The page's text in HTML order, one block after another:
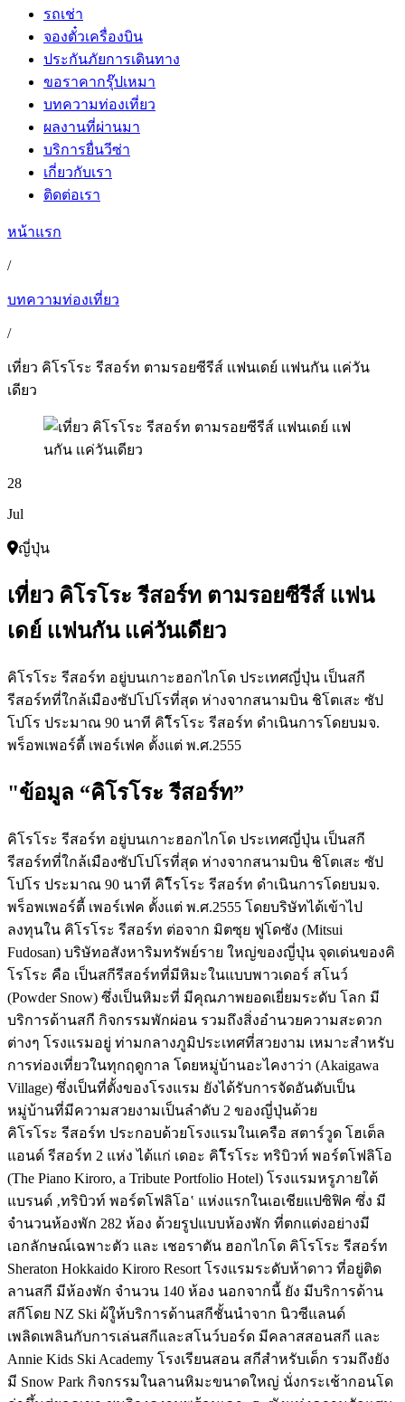
รถเช่า
จองตั๋วเครื่องบิน
ประกันภัยการเดินทาง
ขอราคากรุ๊ปเหมา
บทความท่องเที่ยว
ผลงานที่ผ่านมา
บริการยื่นวีซ่า
เกี่ยวกับเรา
ติดต่อเรา
หน้าแรก
/
บทความท่องเที่ยว
/
เที่ยว คิโรโระ รีสอร์ท ตามรอยซีรีส์ เเฟนเดย์ เเฟนกัน เเค่วัน
เดียว
28
Jul
ญี่ปุ่น
เที่ยว คิโรโระ รีสอร์ท ตามรอยซีรีส์ เเฟน
เดย์ เเฟนกัน เเค่วันเดียว
คิโรโระ รีสอร์ท อยู่บนเกาะฮอกไกโด ประเทศญี่ปุ่น เป็นสกี
รีสอร์ทที่ใกล้เมืองซัปโปโรที่สุด ห่างจากสนามบิน ชิโตเสะ ซัป
โปโร ประมาณ 90 นาที คิโิรโระ รีสอร์ท ดำเนินการโดยบมจ.
พร็อพเพอร์ตี้ เพอร์เฟค ตั้งแต่ พ.ศ.2555
"ข้อมูล “คิโรโระ รีสอร์ท”
คิโรโระ รีสอร์ท อยู่บนเกาะฮอกไกโด ประเทศญี่ปุ่น เป็นสกี
รีสอร์ทที่ใกล้เมืองซัปโปโรที่สุด ห่างจากสนามบิน ชิโตเสะ ซัป
โปโร ประมาณ 90 นาที คิโิรโระ รีสอร์ท ดำเนินการโดยบมจ.
พร็อพเพอร์ตี้ เพอร์เฟค ตั้งแต่ พ.ศ.2555 โดยบริษัทได้เข้าไป
ลงทุนใน คิโรโระ รีสอร์ท ต่อจาก มิตซุย ฟูโดซัง (Mitsui
Fudosan) บริษัทอสังหาริมทรัพย์ราย ใหญ่ของญี่ปุ่น จุดเด่นของคิ
โรโระ คือ เป็นสกีรีสอร์ทที่มีหิมะในแบบพาวเดอร์ สโนว์
(Powder Snow) ซึ่งเป็นหิมะที่ มีคุณภาพยอดเยี่ยมระดับ โลก มี
บริการด้านสกี กิจกรรมพักผ่อน รวมถึงสิ่งอำนวยความสะดวก
ต่างๆ โรงแรมอยู่ ท่ามกลางภูมิประเทศที่สวยงาม เหมาะสำหรับ
การท่องเที่ยวในทุกฤดูกาล โดยหมู่บ้านอะไคงาว่า (Akaigawa
Village) ซึ่งเป็นที่ตั้งของโรงแรม ยังได้รับการจัดอันดับเป็น
หมู่บ้านที่มีความสวยงามเป็นลำดับ 2 ของญี่ปุ่นด้วย
คิโรโระ รีสอร์ท ประกอบด้วยโรงแรมในเครือ สตาร์วูด โฮเต็ล
แอนด์ รีสอร์ท 2 แห่ง ได้แก่ เดอะ คิโิรโระ ทริบิวท์ พอร์ตโฟลิโอ
(The Piano Kiroro, a Tribute Portfolio Hotel) โรงแรมหรูภายใต้
แบรนด์ ‚ทริบิวท์ พอร์ตโฟลิโอ‛ แห่งแรกในเอเชียแปซิฟิค ซึ่ง มี
จำนวนห้องพัก 282 ห้อง ด้วยรูปแบบห้องพัก ที่ตกแต่งอย่างมี
เอกลักษณ์เฉพาะตัว และ เชอราตัน ฮอกไกโด คิโรโระ รีสอร์ท
Sheraton Hokkaido Kiroro Resort โรงแรมระดับห้าดาว ที่อยู่ติด
ลานสกี มีห้องพัก จำนวน 140 ห้อง นอกจากนี้ ยัง มีบริการด้าน
สกีโดย NZ Ski ผ้ใูห้บริการด้านสกีชั้นนำจาก นิวซีแลนด์
เพลิดเพลินกับการเล่นสกีและสโนว์บอร์ด มีคลาสสอนสกี และ
Annie Kids Ski Academy โรงเรียนสอน สกีสำหรับเด็ก รวมถึงยัง
มี Snow Park กิจกรรมในลานหิมะขนาดใหญ่ นั่งกระเช้ากอนโด